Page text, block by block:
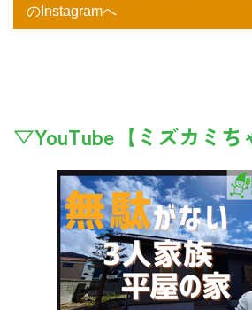
のInstagramへ
▽YouTube【ミズカミ